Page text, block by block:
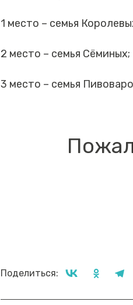
1 место – семья
2 место – семья Сёминых;
3 место – семья
Поделиться: